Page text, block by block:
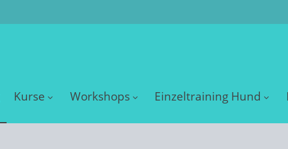
Kurse Workshops Einzeltraining Hund